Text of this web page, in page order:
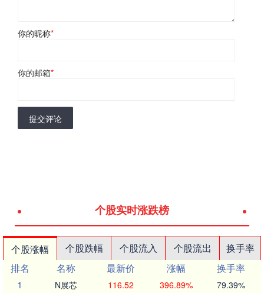
你的昵称*
你的邮箱*
提交评论
个股实时涨跌榜
个股涨幅 个股跌幅 个股流入 个股流出
换手率
排名
名称 最新价 涨幅
换手率
1
N展芯 116.52 396.89% 79.39%